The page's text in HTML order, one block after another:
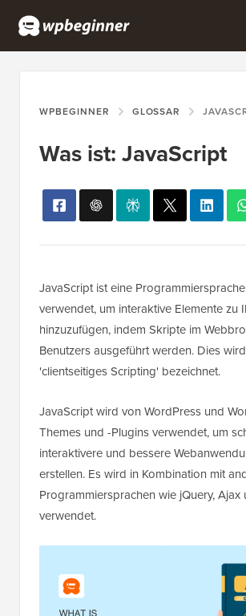
WPBEGINNER GLOSSAR
Was ist: JavaScript
JavaScript ist eine
verwendet, um interaktive Elemente zu
hinzuzufügen, indem Skripte im
Benutzers ausgeführt werden. Dies
'clientseitiges Scripting' bezeichnet.
JavaScript wird von WordPress und
Themes und -Plugins verwendet, um
interaktivere und bessere
erstellen. Es wird in Kombination mit
Programmiersprachen wie jQuery, Ajax
verwendet.